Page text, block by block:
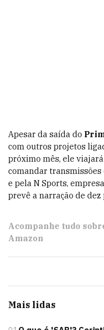
Apesar da saída do
com outros projetos
próximo mês, ele
comandar transmissões
e pela N Sports,
prevê a narração de
Acompanhe tudo
Amazon
Mais lidas